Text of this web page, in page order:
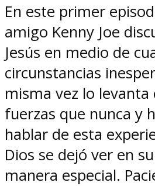
En este primer
amigo Kenny Joe
Jesús en medio de
circunstancias
misma vez lo levanta
fuerzas que nunca y
hablar de esta
Dios se dejó ver en
manera especial.